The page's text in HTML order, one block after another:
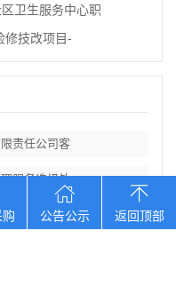
卫生服务中心职
修技改项目-
责任公司客
服务选择外
农产品公告公示 返回顶部